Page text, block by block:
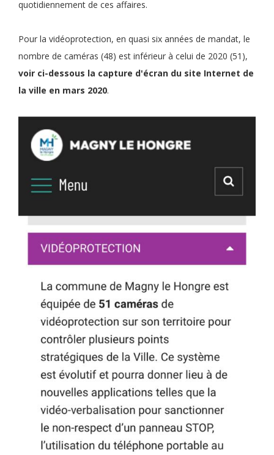
quotidiennement de ces affaires.
Pour la vidéoprotection, en quasi six années de mandat, le
nombre de caméras (48) est inférieur à celui de 2020 (51),
voir ci-dessous la capture d'écran du site Internet de
la ville en mars 2020.